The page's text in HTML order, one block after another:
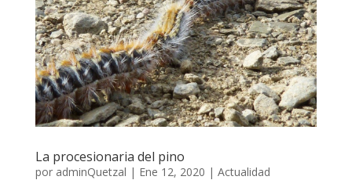
La procesionaria del pino
por adminQuetzal | Ene 12, 2020 | Actualidad